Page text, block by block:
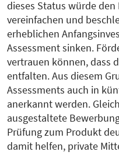
dieses Status würde
vereinfachen und
erheblichen
Assessment sinken.
vertrauen können, dass
entfalten. Aus diesem
Assessments auch in
anerkannt werden.
ausgestaltete
Prüfung zum Produkt
damit helfen, private